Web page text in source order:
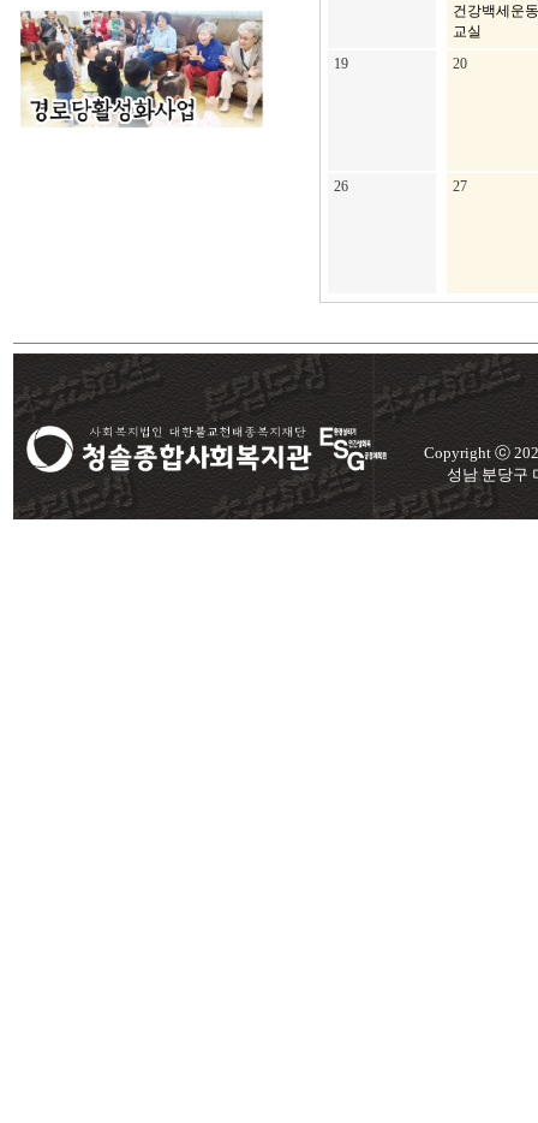
건강백세운동
교실
19
20
26 27
Copyright ⓒ
성남 분당구